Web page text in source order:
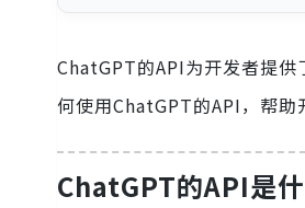
ChatGPT的API为开发者提
何使用ChatGPT的API，帮助
ChatGPT的API是什